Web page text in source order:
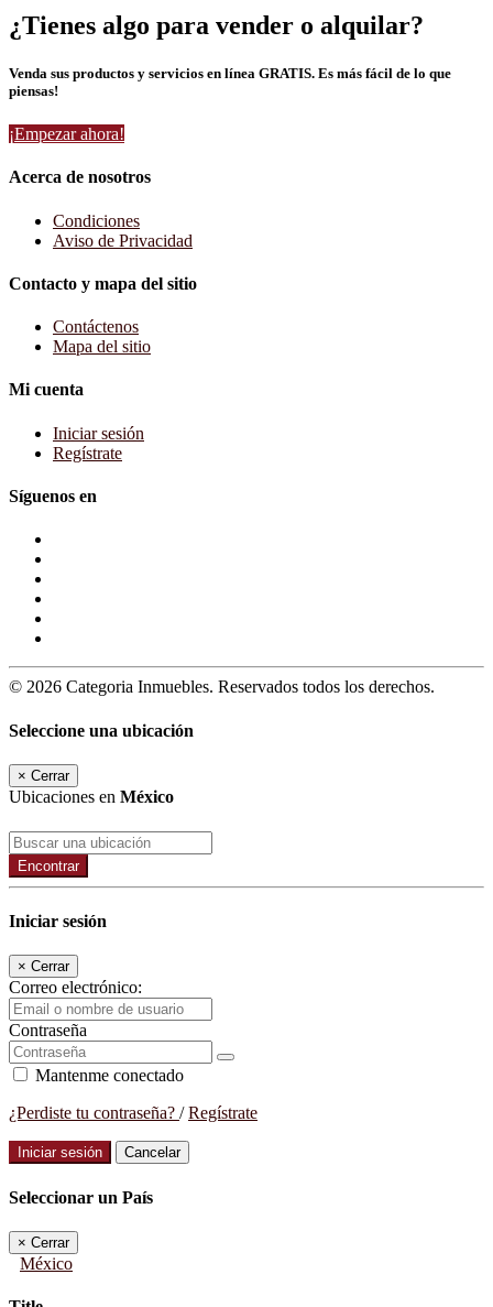
¿Tienes algo para vender o alquilar?
Venda sus productos y servicios en línea GRATIS. Es más fácil de lo que
piensas!
¡Empezar ahora!
Acerca de nosotros
Condiciones
Aviso de Privacidad
Contacto y mapa del sitio
Contáctenos
Mapa del sitio
Mi cuenta
Iniciar sesión
Regístrate
Síguenos en
© 2026 Categoria Inmuebles. Reservados todos los derechos.
Seleccione una ubicación
× Cerrar
Ubicaciones en México
Encontrar
Iniciar sesión
× Cerrar
Correo electrónico:
Contraseña
Mantenme conectado
¿Perdiste tu contraseña? /Regístrate
Iniciar sesión Cancelar
Seleccionar un País
× Cerrar
México